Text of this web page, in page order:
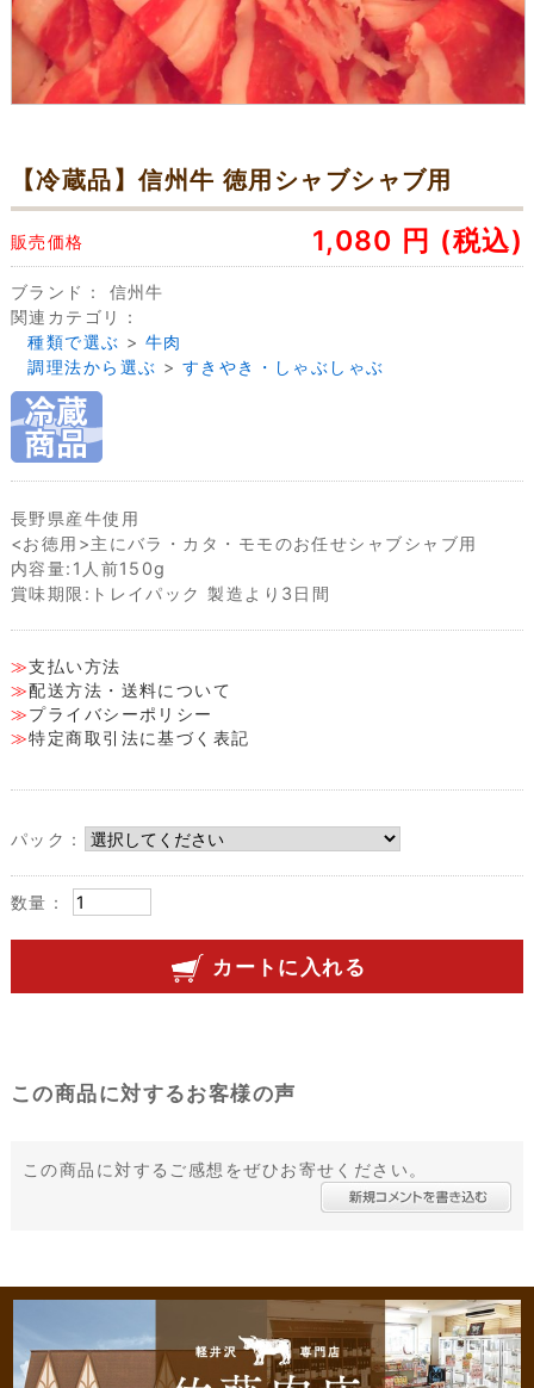
【冷蔵品】信州牛 徳用シャブシャブ用
販売価格 1,080 円 (税込)
ブランド：
信州牛
関連カテゴリ：
種類で選ぶ > 牛肉
調理法から選ぶ > すきやき・しゃぶしゃぶ
長野県産牛使用
<お徳用>主にバラ・カタ・モモのお任せシャブシャブ用
内容量:1人前150g
賞味期限:トレイパック 製造より3日間
支払い方法
配送方法・送料について
プライバシーポリシー
特定商取引法に基づく表記
パック：
数量：
カートに入れる
この商品に対するお客様の声
この商品に対するご感想をぜひお寄せください。